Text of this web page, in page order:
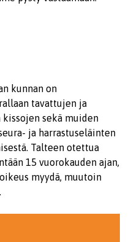
kunnan on
tavattujen ja
sekä muiden
ja harrastuseläinten
Talteen otettua
15 vuorokauden ajan,
myydä, muutoin